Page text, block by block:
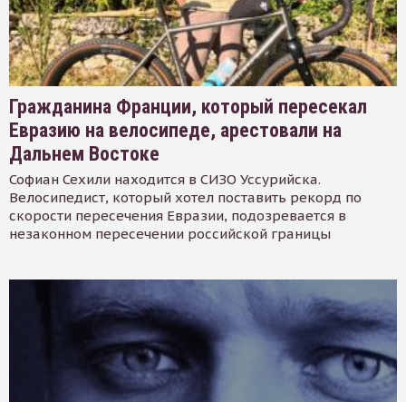
Гражданина Франции, который пересекал
Евразию на велосипеде, арестовали на
Дальнем Востоке
Софиан Сехили находится в СИЗО Уссурийска.
Велосипедист, который хотел поставить рекорд по
скорости пересечения Евразии, подозревается в
незаконном пересечении российской границы